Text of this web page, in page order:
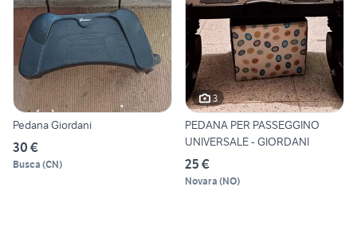
Pedana Giordani
30 €
Busca (CN)
3
PEDANA PER PASSEGGINO
UNIVERSALE - GIORDANI
25 €
Novara (NO)